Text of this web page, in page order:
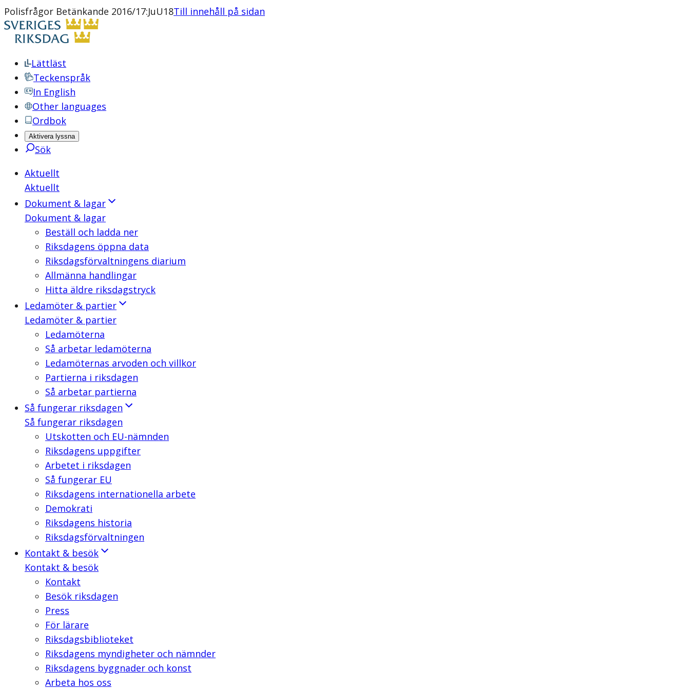
Polisfrågor Betänkande 2016/17:JuU18Till innehåll på sidan
Lättläst
Teckenspråk
In English
Other languages
Ordbok
Aktivera lyssna
Sök
Aktuellt
Aktuellt
Dokument & lagar
Dokument & lagar
Beställ och ladda ner
Riksdagens öppna data
Riksdagsförvaltningens diarium
Allmänna handlingar
Hitta äldre riksdagstryck
Ledamöter & partier
Ledamöter & partier
Ledamöterna
Så arbetar ledamöterna
Ledamöternas arvoden och villkor
Partierna i riksdagen
Så arbetar partierna
Så fungerar riksdagen
Så fungerar riksdagen
Utskotten och EU-nämnden
Riksdagens uppgifter
Arbetet i riksdagen
Så fungerar EU
Riksdagens internationella arbete
Demokrati
Riksdagens historia
Riksdagsförvaltningen
Kontakt & besök
Kontakt & besök
Kontakt
Besök riksdagen
Press
För lärare
Riksdagsbiblioteket
Riksdagens myndigheter och nämnder
Riksdagens byggnader och konst
Arbeta hos oss